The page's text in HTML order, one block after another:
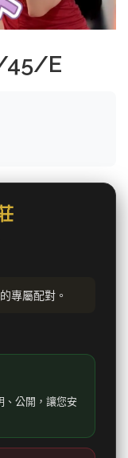
45/E
專屬配對。
、公開，讓您安